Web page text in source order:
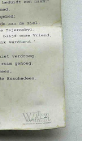
nieuws en
en